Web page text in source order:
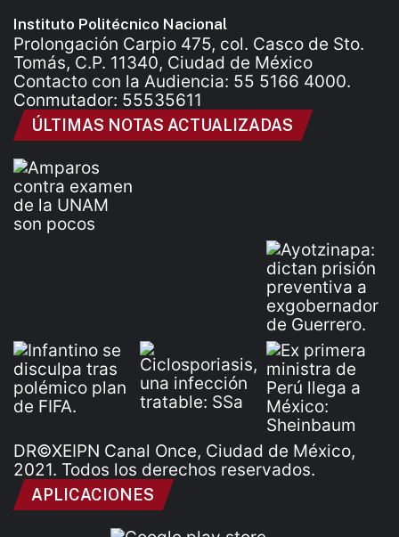
Instituto Politécnico Nacional
Prolongación Carpio 475, col. Casco de Sto.
Tomás, C.P. 11340, Ciudad de México
Contacto con la Audiencia: 55 5166 4000.
Conmutador: 55535611
ÚLTIMAS NOTAS ACTUALIZADAS
DR©XEIPN Canal Once, Ciudad de México,
2021. Todos los derechos reservados.
APLICACIONES